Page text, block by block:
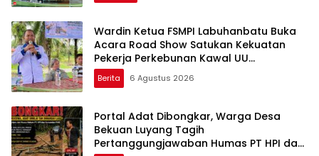
Wardin Ketua FSMPI Labuhanbatu Buka
Acara Road Show Satukan Kekuatan
Pekerja Perkebunan Kawal UU
Ketenagakerjaan Baru
Berita 6 Agustus 2026
Portal Adat Dibongkar, Warga Desa
Bekuan Luyang Tagih
Pertanggungjawaban Humas PT HPI dan